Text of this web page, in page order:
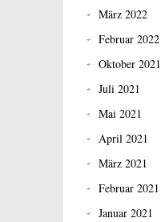
März 2022
Februar 2022
Oktober 2021
Juli 2021
Mai 2021
April 2021
März 2021
Februar 2021
Januar 2021